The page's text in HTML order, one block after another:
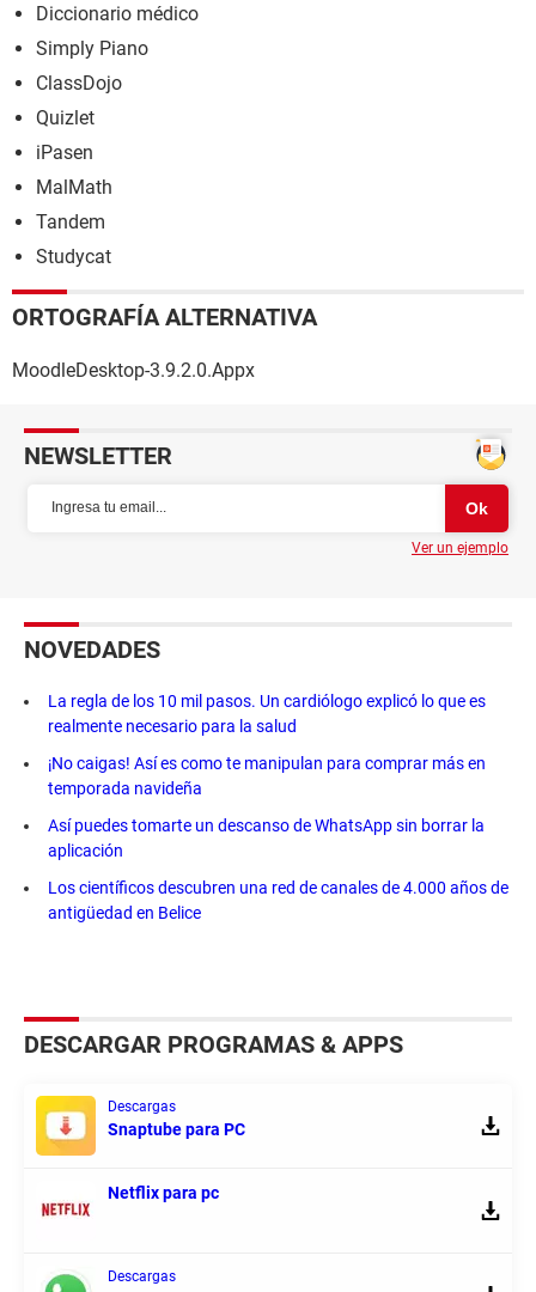
Diccionario médico
Simply Piano
ClassDojo
Quizlet
iPasen
MalMath
Tandem
Studycat
ORTOGRAFÍA ALTERNATIVA
MoodleDesktop-3.9.2.0.Appx
NEWSLETTER
Ver un ejemplo
NOVEDADES
La regla de los 10 mil pasos. Un cardiólogo explicó lo que es
realmente necesario para la salud
¡No caigas! Así es como te manipulan para comprar más en
temporada navideña
Así puedes tomarte un descanso de WhatsApp sin borrar la
aplicación
Los científicos descubren una red de canales de 4.000 años de
antigüedad en Belice
DESCARGAR PROGRAMAS & APPS
Descargas
Snaptube para PC
Netflix para pc
Descargas